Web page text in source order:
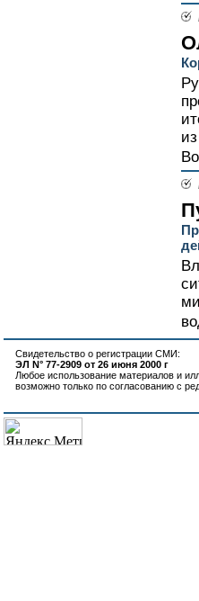
Свидетельство о регистрации СМИ:
ЭЛ N° 77-2909 от 26 июня 2000 г
Любое использование материалов и
возможно только по согласованию с